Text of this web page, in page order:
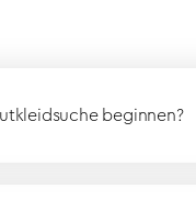
beginnen?